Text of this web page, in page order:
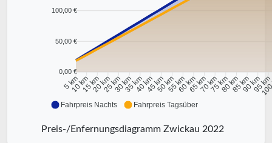
100,00 €
50,00 €
0,00 €
5 km
10 km15 km20 km25 km30 km35 km40 km45 km50 km55 km60 km65 km70 km75 km80 km85 km90 km95 km
Fahrpreis Nachts Fahrpreis Tagsüber
Preis-/Enfernungsdiagramm Zwickau 2022